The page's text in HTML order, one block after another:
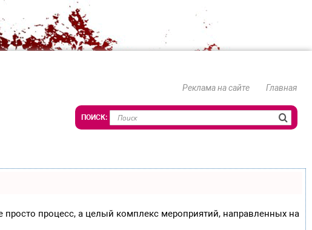
Реклама на сайте Главная
просто процесс, а целый комплекс мероприятий, направленных на